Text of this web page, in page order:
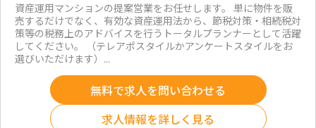
資産運用マンションの提案営業をお任せします。 単に物件を販
売するだけでなく、有効な資産運用法から、節税対策・相続税対
策等の税務上のアドバイスを行うトータルプランナーとして活躍
してください。 （テレアポスタイルかアンケートスタイルをお
選びいただけます）...
無料で求人を問い合わせる
求人情報を詳しく見る